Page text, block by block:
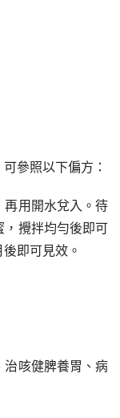
參照以下偏方：
用開水兌入。待
攪拌均勻後即可
即可見效。
咳健脾養胃、病